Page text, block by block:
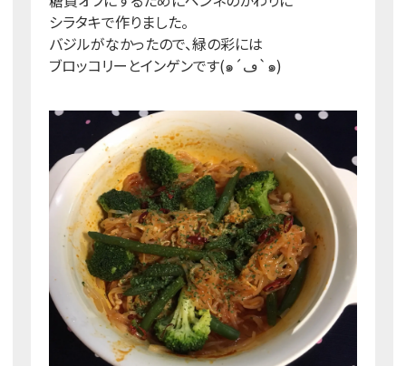
シラタキで作りました。
バジルがなかったので、緑の彩には
ブロッコリーとインゲンです(๑´ڡ`๑)